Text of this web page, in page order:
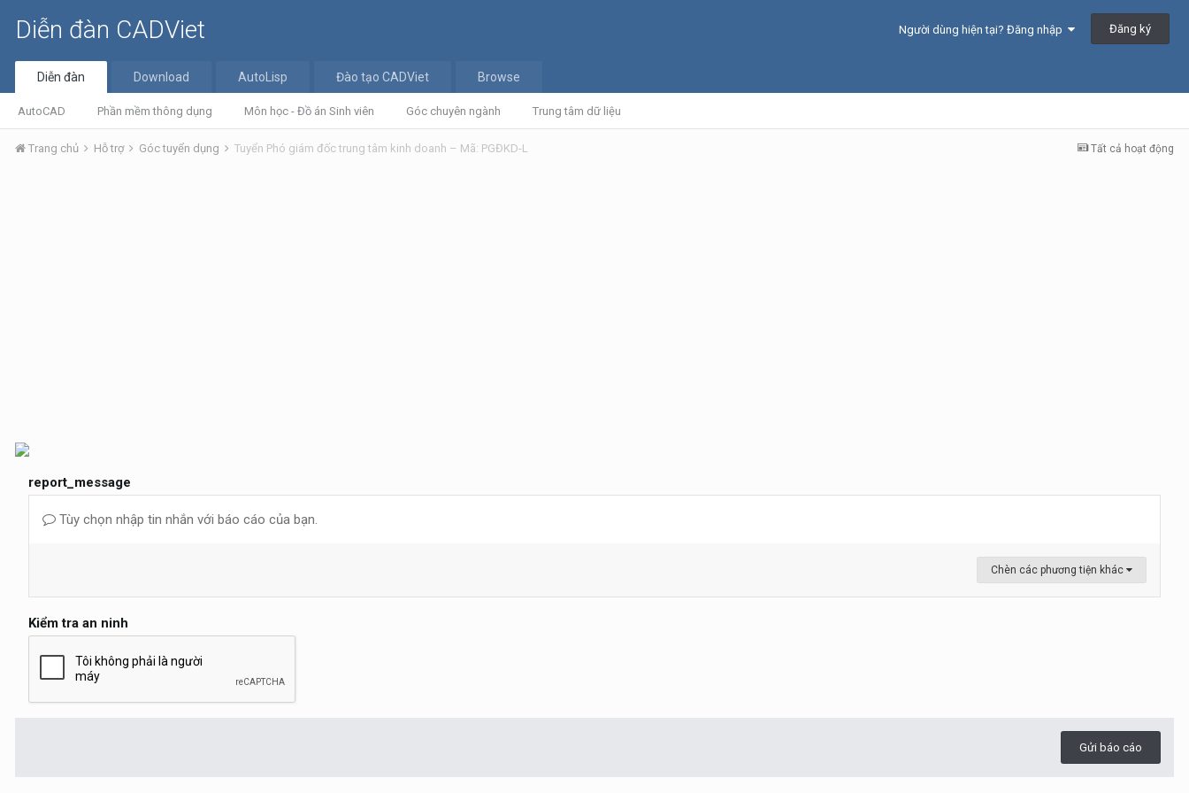
Diễn đàn CADViet Người dùng hiện tại? Đăng nhập Đăng ký
Diễn đàn
AutoCAD Phần mềm thông dụng Môn học - Đồ án Sinh viên Góc chuyên ngành Trung tâm dữ liệu
Download AutoLisp Đào tạo CADViet Browse
Tất cả hoạt động
Trang chủ Hỗ trợ Góc tuyển dụng Tuyển Phó giám đốc trung tâm kinh doanh – Mã: PGĐKD-L
report_message
Tùy chọn nhập tin nhắn với báo cáo của bạn.
Chèn các phương tiện khác
Kiểm tra an ninh
Gửi báo cáo